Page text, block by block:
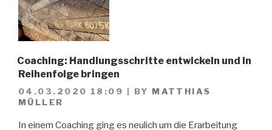
Coaching: Handlungsschritte entwickeln und in
Reihenfolge bringen
04.03.2020 18:09 BY MATTHIAS
MÜLLER
In einem Coaching ging es neulich um die Erarbeitung